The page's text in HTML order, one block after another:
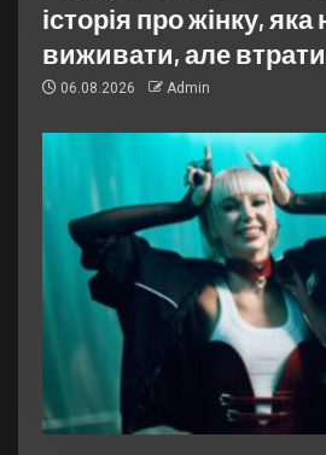
історія про жінку,
виживати, але
06.08.2026 Admin